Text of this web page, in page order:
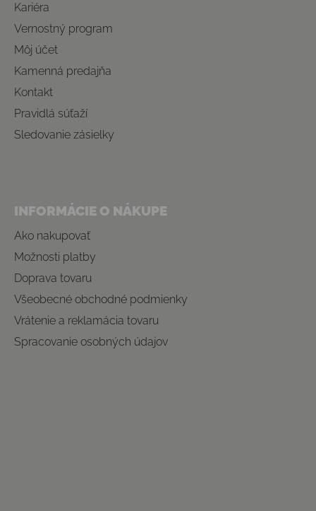
Kariéra
Vernostný program
Môj účet
Kamenná predajňa
Kontakt
Pravidlá súťaží
Sledovanie zásielky
INFORMÁCIE O NÁKUPE
Ako nakupovať
Možnosti platby
Doprava tovaru
Všeobecné obchodné podmienky
Vrátenie a reklamácia tovaru
Spracovanie osobných údajov